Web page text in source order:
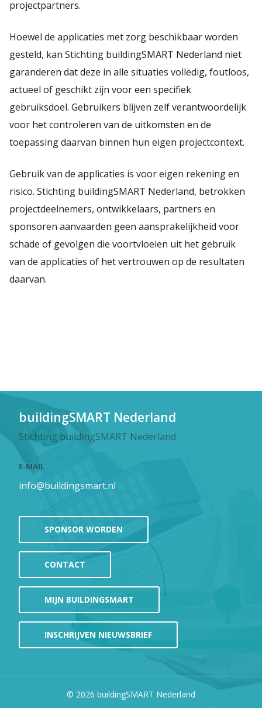
projectpartners.
Hoewel de applicaties met zorg beschikbaar worden
gesteld, kan Stichting buildingSMART Nederland niet
garanderen dat deze in alle situaties volledig, foutloos,
actueel of geschikt zijn voor een specifiek
gebruiksdoel. Gebruikers blijven zelf verantwoordelijk
voor het controleren van de uitkomsten en de
toepassing daarvan binnen hun eigen projectcontext.
Gebruik van de applicaties is voor eigen rekening en
risico. Stichting buildingSMART Nederland, betrokken
projectdeelnemers, ontwikkelaars, partners en
sponsoren aanvaarden geen aansprakelijkheid voor
schade of gevolgen die voortvloeien uit het gebruik
van de applicaties of het vertrouwen op de resultaten
daarvan.
buildingSMART Nederland
Stichting buildingSMART Nederland
E-MAIL
info@buildingsmart.nl
SPONSOR WORDEN
CONTACT
MIJN BUILDINGSMART
INSCHRIJVEN NIEUWSBRIEF
© 2026 buildingSMART Nederland